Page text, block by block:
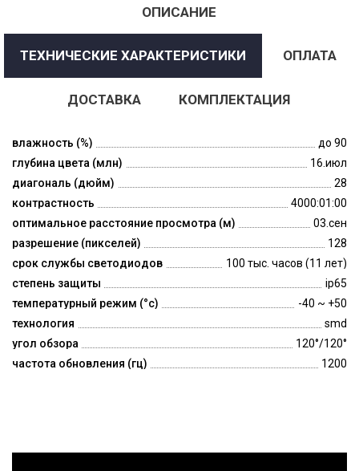
ОПИСАНИЕ
ТЕХНИЧЕСКИЕ ХАРАКТЕРИСТИКИ ОПЛАТА
ДОСТАВКА КОМПЛЕКТАЦИЯ
влажность (%)
до 90
глубина цвета (млн)
16.июл
диагональ (дюйм)
28
контрастность
4000:01:00
оптимальное расстояние просмотра (м)
03.сен
разрешение (пикселей)
128
срок службы светодиодов
100 тыс. часов (11 лет)
степень защиты
ip65
температурный режим (°c)
-40 ~ +50
технология
smd
угол обзора
120°/120°
частота обновления (гц)
1200